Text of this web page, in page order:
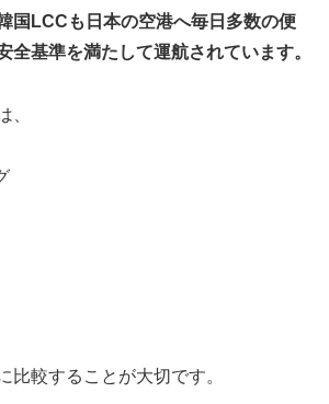
国LCCも日本の空港へ毎日多数の便
全基準を満たして運航されています。
、
比較することが大切です。